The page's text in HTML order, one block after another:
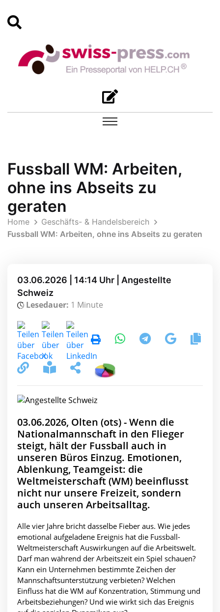
Fussball WM: Arbeiten,
ohne ins Abseits zu
geraten
Home
Geschäfts- & Handelsbereich
Fussball WM: Arbeiten, ohne ins Abseits zu geraten
03.06.2026 | 14:14 Uhr | Angestellte
Schweiz
Lesedauer: 1 Minute
03.06.2026, Olten (ots) - Wenn die
Nationalmannschaft in den Flieger
steigt, hält der Fussball auch in
unseren Büros Einzug. Emotionen,
Ablenkung, Teamgeist: die
Weltmeisterschaft (WM) beeinflusst
nicht nur unsere Freizeit, sondern
auch unseren Arbeitsalltag.
Alle vier Jahre bricht dasselbe Fieber aus. Wie jedes
emotional aufgeladene Ereignis hat die Fussball-
Weltmeisterschaft Auswirkungen auf die Arbeitswelt.
Darf man während der Arbeitszeit ein Spiel schauen?
Kann ein Unternehmen bestimmte Zeichen der
Mannschaftsunterstützung verbieten? Welchen
Einfluss hat die WM auf Konzentration, Stimmung und
Arbeitsbeziehungen? Und wie wirkt sich das Ereignis